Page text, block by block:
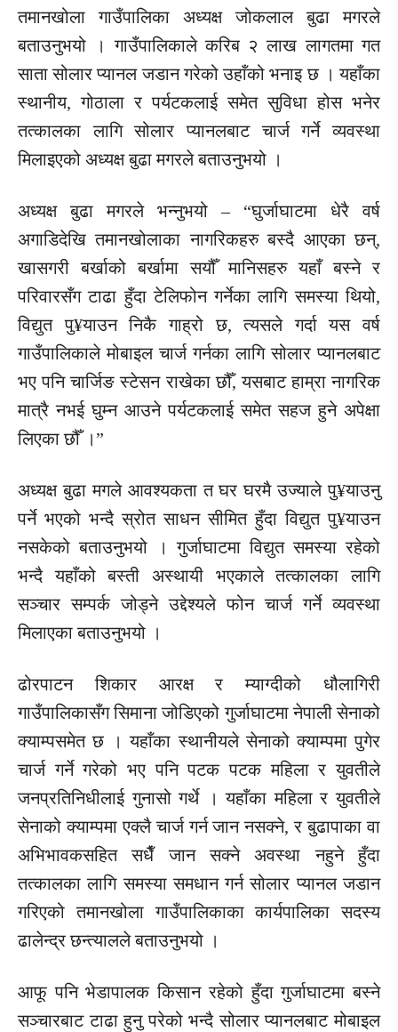
तमानखोला गाउँपालिका अध्यक्ष जोकलाल बुढा मगरले
बताउनुभयो । गाउँपालिकाले करिब २ लाख लागतमा गत
साता सोलार प्यानल जडान गरेको उहाँको भनाइ छ । यहाँका
स्थानीय, गोठाला र पर्यटकलाई समेत सुविधा होस भनेर
तत्कालका लागि सोलार प्यानलबाट चार्ज गर्ने व्यवस्था
मिलाइएको अध्यक्ष बुढा मगरले बताउनुभयो ।
अध्यक्ष बुढा मगरले भन्नुभयो – “घुर्जाघाटमा धेरै वर्ष
अगाडिदेखि तमानखोलाका नागरिकहरु बस्दै आएका छन्,
खासगरी बर्खाको बर्खामा सयौँ मानिसहरु यहाँ बस्ने र
परिवारसँग टाढा हुँदा टेलिफोन गर्नेका लागि समस्या थियो,
विद्युत पु¥याउन निकै गाह्रो छ, त्यसले गर्दा यस वर्ष
गाउँपालिकाले मोबाइल चार्ज गर्नका लागि सोलार प्यानलबाट
भए पनि चार्जिङ स्टेसन राखेका छौँ, यसबाट हाम्रा नागरिक
मात्रै नभई घुम्न आउने पर्यटकलाई समेत सहज हुने अपेक्षा
लिएका छौँ ।”
अध्यक्ष बुढा मगले आवश्यकता त घर घरमै उज्याले पु¥याउनु
पर्ने भएको भन्दै स्रोत साधन सीमित हुँदा विद्युत पु¥याउन
नसकेको बताउनुभयो । गुर्जाघाटमा विद्युत समस्या रहेको
भन्दै यहाँको बस्ती अस्थायी भएकाले तत्कालका लागि
सञ्चार सम्पर्क जोड्ने उद्देश्यले फोन चार्ज गर्ने व्यवस्था
मिलाएका बताउनुभयो ।
ढोरपाटन शिकार आरक्ष र म्याग्दीको धौलागिरी
गाउँपालिकासँग सिमाना जोडिएको गुर्जाघाटमा नेपाली सेनाको
क्याम्पसमेत छ । यहाँका स्थानीयले सेनाको क्याम्पमा पुगेर
चार्ज गर्ने गरेको भए पनि पटक पटक महिला र युवतीले
जनप्रतिनिधीलाई गुनासो गर्थे । यहाँका महिला र युवतीले
सेनाको क्याम्पमा एक्लै चार्ज गर्न जान नसक्ने, र बुढापाका वा
अभिभावकसहित सधैँ जान सक्ने अवस्था नहुने हुँदा
तत्कालका लागि समस्या समधान गर्न सोलार प्यानल जडान
गरिएको तमानखोला गाउँपालिकाका कार्यपालिका सदस्य
ढालेन्द्र छन्त्यालले बताउनुभयो ।
आफू पनि भेडापालक किसान रहेको हुँदा गुर्जाघाटमा बस्ने
सञ्चारबाट टाढा हुनु परेको भन्दै सोलार प्यानलबाट मोबाइल